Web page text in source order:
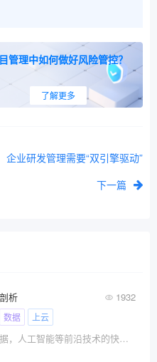
管理中如何做好风险管控？
了解更多
企业研发管理需要“双引擎驱动”
下一篇
析 1932
数据 上云
随着云计算，大数据，人工智能等前沿技术的快速发展，给人们的生活带来了天翻复地的变化，特别对企业由传统经济向数字化经济转变起到了推动作用，同时为企业的二次转型升级和持续发展赋能。